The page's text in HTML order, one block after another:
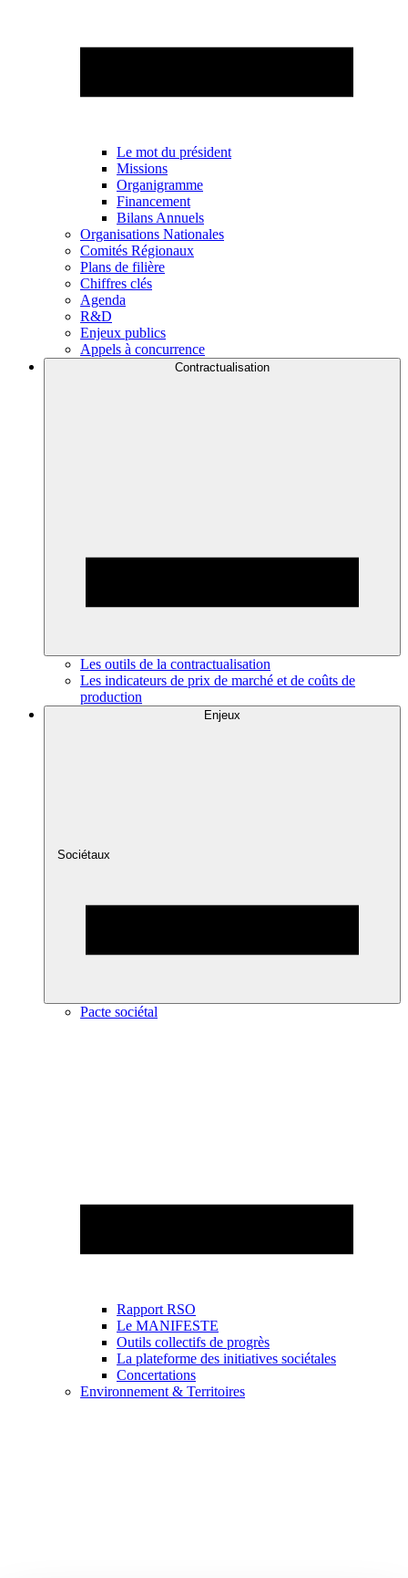
Le mot du président
Missions
Organigramme
Financement
Bilans Annuels
Organisations Nationales
Comités Régionaux
Plans de filière
Chiffres clés
Agenda
R&D
Enjeux publics
Appels à concurrence
Contractualisation
Les outils de la contractualisation
Les indicateurs de prix de marché et de coûts de
production
Enjeux
Sociétaux
Pacte sociétal
Rapport RSO
Le MANIFESTE
Outils collectifs de progrès
La plateforme des initiatives sociétales
Concertations
Environnement & Territoires